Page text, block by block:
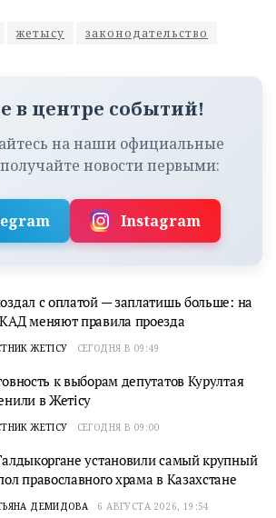
жетысу законодательство
в центре событий!
на наши официальные
новости первыми:
Instagram
с оплатой — заплатишь больше: на
меняют правила проезда
ЖЕТІСУ СЕГОДНЯ В 09:49
к выборам депутатов Курултая
в Жетісу
ЖЕТІСУ СЕГОДНЯ В 09:00
установили самый крупный
православного храма в Казахстане
ДЕМИДОВА 6 АВГУСТА 2026, 19:54